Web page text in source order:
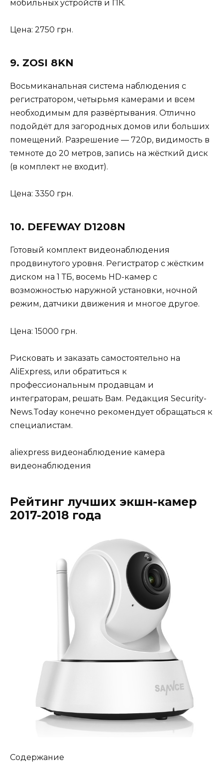
мобильных устройств и ПК.
Цена: 2750 грн.
9. ZOSI 8KN
Восьмиканальная система наблюдения с
регистратором, четырьмя камерами и всем
необходимым для развёртывания. Отлично
подойдёт для загородных домов или больших
помещений. Разрешение — 720p, видимость в
темноте до 20 метров, запись на жёсткий диск
(в комплект не входит).
Цена: 3350 грн.
10. DEFEWAY D1208N
Готовый комплект видеонаблюдения
продвинутого уровня. Регистратор с жёстким
диском на 1 ТБ, восемь HD-камер с
возможностью наружной установки, ночной
режим, датчики движения и многое другое.
Цена: 15000 грн.
Рисковать и заказать самостоятельно на
AliExpress, или обратиться к
профессиональным продавцам и
интеграторам, решать Вам. Редакция Security-
News.Today конечно рекомендует обращаться к
специалистам.
aliexpress видеонаблюдение камера
видеонаблюдения
Рейтинг лучших экшн-камер
2017-2018 года
Содержание